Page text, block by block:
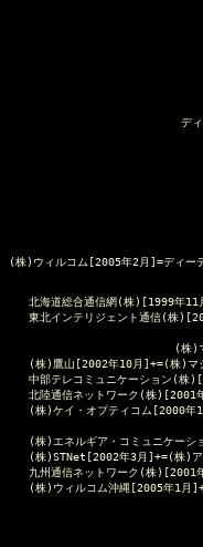
ディ
(株)ウィルコム[2005年2月]=ディー
北海道総合通信網(株)[1999年11
東北インテリジェント通信(株
(株)マ
(株)鷹山[2002年10月]+=(株)マ
中部テレコミュニケーション(株
北陸通信ネットワーク(株)[2001
(株)ケイ・オプティコム[2000年
(株)エネルギア・コミュニケー
(株)STNet[2002年3月]+=(株)ア
九州通信ネットワーク(株)[2001